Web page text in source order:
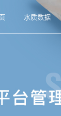
水质数据